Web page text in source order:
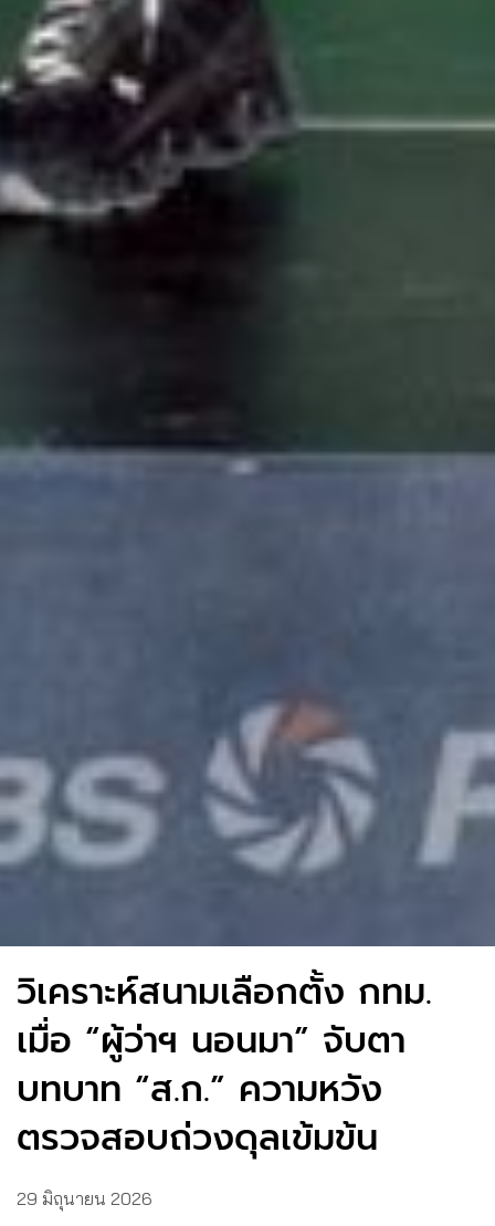
วิเคราะห์สนามเลือกตั้ง กทม.
เมื่อ “ผู้ว่าฯ นอนมา” จับตา
บทบาท “ส.ก.” ความหวัง
ตรวจสอบถ่วงดุลเข้มข้น
29 มิถุนายน 2026